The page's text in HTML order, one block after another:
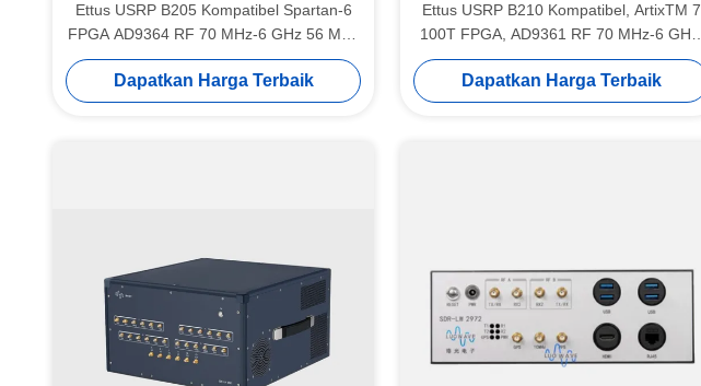
Ettus USRP B205 Kompatibel Spartan-6
FPGA AD9364 RF 70 MHz-6 GHz 56 MHz
BW 1 Saluran USB 3.0 USRP Perangkat
lunak didefinisikan perangkat radio
Dapatkan Harga Terbaik
Ettus USRP B210 Kompatibel, ArtixTM 7
100T FPGA, AD9361 RF 70 MHz-6 GHz,
56 MHz BW Masing-masing, 2 Saluran
USRP Perangkat Lunak Definisi Radio
Perangkat Lunak
Dapatkan Harga Terbaik